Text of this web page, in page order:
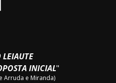
LEIAUTE
INICIAL"
Arruda e Miranda)